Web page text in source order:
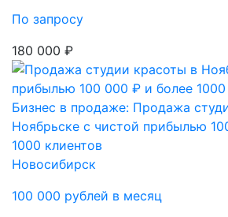
По запросу
180 000 ₽
Бизнес в продаже: Продажа
Ноябрьске с чистой прибылью
1000 клиентов
Новосибирск
100 000 рублей в месяц